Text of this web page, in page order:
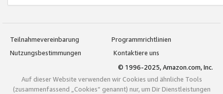
Teilnahmevereinbarung
Programmrichtlinien
Nutzungsbestimmungen
Kontaktiere uns
© 1996-2025, Amazon.com, Inc.
Auf dieser Website verwenden wir Cookies und ähnliche Tools
(zusammenfassend „Cookies“ genannt) nur, um Dir Dienstleistungen